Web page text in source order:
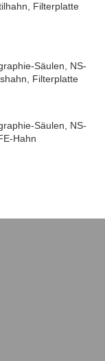
Filterplatte
Säulen, NS-
Filterplatte
Säulen, NS-
Hahn